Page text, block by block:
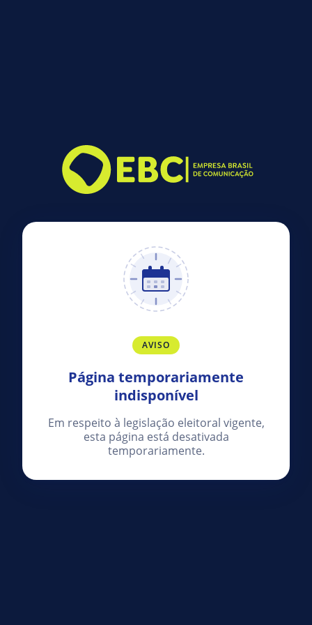
AVISO
Página temporariamente
indisponível
Em respeito à legislação eleitoral vigente,
esta página está desativada
temporariamente.